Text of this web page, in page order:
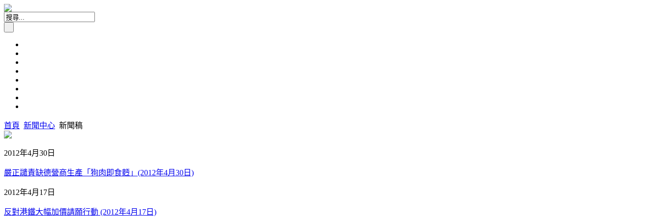
首頁 新聞中心 新聞稿
2012年4月30日
嚴正譴責缺德營商生產「狗肉即食麪」(2012年4月30日)
2012年4月17日
反對港鐵大幅加價請願行動 (2012年4月17日)